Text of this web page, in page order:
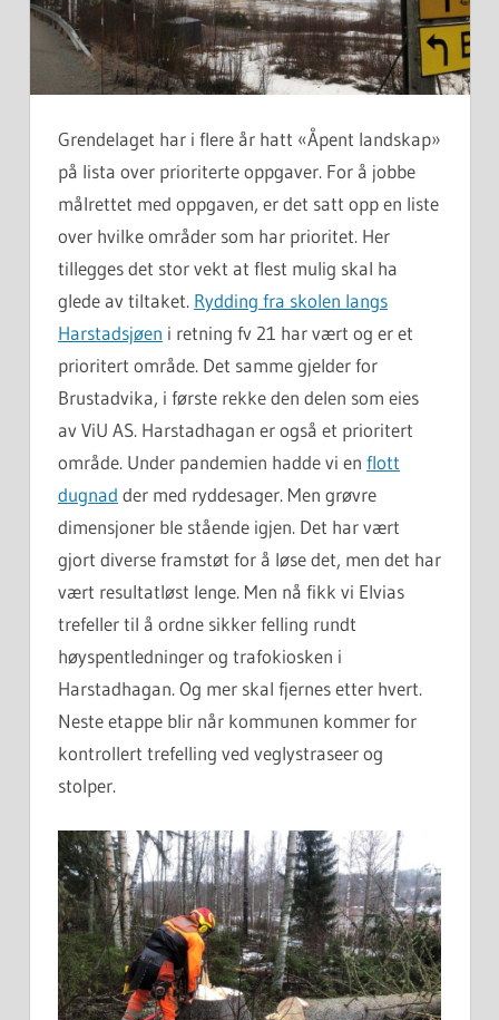
Grendelaget har i flere år hatt «Åpent landskap»
på lista over prioriterte oppgaver. For å jobbe
målrettet med oppgaven, er det satt opp en liste
over hvilke områder som har prioritet. Her
tillegges det stor vekt at flest mulig skal ha
glede av tiltaket. Rydding fra skolen langs
Harstadsjøen i retning fv 21 har vært og er et
prioritert område. Det samme gjelder for
Brustadvika, i første rekke den delen som eies
av ViU AS. Harstadhagan er også et prioritert
område. Under pandemien hadde vi en flott
dugnad der med ryddesager. Men grøvre
dimensjoner ble stående igjen. Det har vært
gjort diverse framstøt for å løse det, men det har
vært resultatløst lenge. Men nå fikk vi Elvias
trefeller til å ordne sikker felling rundt
høyspentledninger og trafokiosken i
Harstadhagan. Og mer skal fjernes etter hvert.
Neste etappe blir når kommunen kommer for
kontrollert trefelling ved veglystraseer og
stolper.